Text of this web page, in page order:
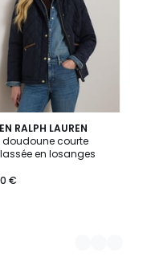
RALPH LAUREN
doudoune courte
en losanges
€